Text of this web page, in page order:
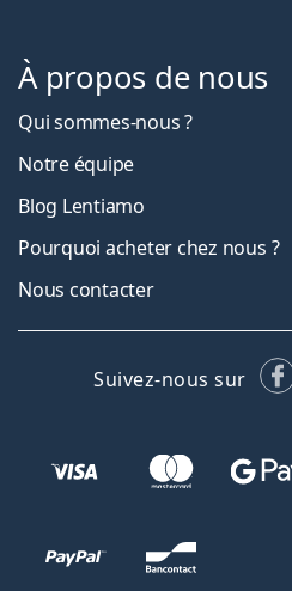
À propos de nous
Qui sommes-nous ?
Notre équipe
Blog Lentiamo
Pourquoi acheter chez nous ?
Nous contacter
Suivez-nous sur